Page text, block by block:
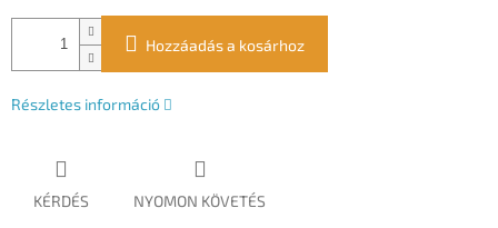
Hozzáadás a kosárhoz
Részletes információ
KÉRDÉS NYOMON KÖVETÉS